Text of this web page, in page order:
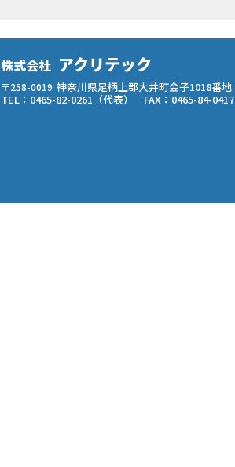
株式会社 アクリテック
〒258-0019 神奈川県足柄上郡大井町金子1018番地
TEL：0465-82-0261（代表） FAX：0465-84-0417